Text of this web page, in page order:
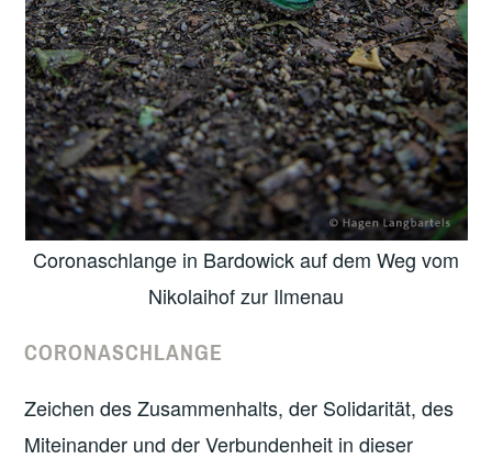
Coronaschlange in Bardowick auf dem Weg vom
Nikolaihof zur Ilmenau
CORONASCHLANGE
Zeichen des Zusammenhalts, der Solidarität, des
Miteinander und der Verbundenheit in dieser